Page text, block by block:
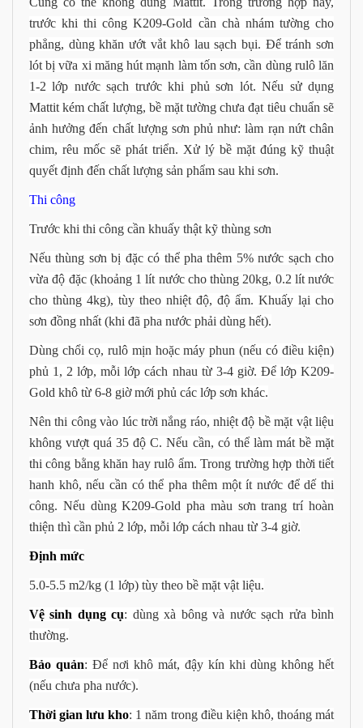
trước khi thi công K209-Gold cần chà nhám tường cho
phẳng, dùng khăn ướt vắt khô lau sạch bụi. Để tránh sơn
lót bị vữa xi măng hút mạnh làm tốn sơn, cần dùng rulô lăn
1-2 lớp nước sạch trước khi phủ sơn lót. Nếu sử dụng
Mattit kém chất lượng, bề mặt tường chưa đạt tiêu chuẩn sẽ
ảnh hưởng đến chất lượng sơn phủ như: làm rạn nứt chân
chim, rêu mốc sẽ phát triển. Xử lý bề mặt đúng kỹ thuật
quyết định đến chất lượng sản phẩm sau khi sơn.
Thi công
Trước khi thi công cần khuấy thật kỹ thùng sơn
Nếu thùng sơn bị đặc có thể pha thêm 5% nước sạch cho
vừa độ đặc (khoảng 1 lít nước cho thùng 20kg, 0.2 lít nước
cho thùng 4kg), tùy theo nhiệt độ, độ ẩm. Khuấy lại cho
sơn đồng nhất (khi đã pha nước phải dùng hết).
Dùng chổi cọ, rulô mịn hoặc máy phun (nếu có điều kiện)
phủ 1, 2 lớp, mỗi lớp cách nhau từ 3-4 giờ. Để lớp K209-
Gold khô từ 6-8 giờ mới phủ các lớp sơn khác.
Nên thi công vào lúc trời nắng ráo, nhiệt độ bề mặt vật liệu
không vượt quá 35 độ C. Nếu cần, có thể làm mát bề mặt
thi công bằng khăn hay rulô ẩm. Trong trường hợp thời tiết
hanh khô, nếu cần có thể pha thêm một ít nước để dế thi
công. Nếu dùng K209-Gold pha màu sơn trang trí hoàn
thiện thì cần phủ 2 lớp, mỗi lớp cách nhau từ 3-4 giờ.
Định mức
5.0-5.5 m2/kg (1 lớp) tùy theo bề mặt vật liệu.
Vệ sinh dụng cụ: dùng xà bông và nước sạch rửa bình
thường.
Bảo quản: Để nơi khô mát, đậy kín khi dùng không hết
(nếu chưa pha nước).
Thời gian lưu kho: 1 năm trong điều kiện khô, thoáng mát